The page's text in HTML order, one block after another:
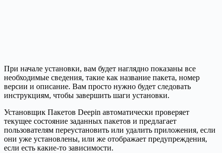
При начале установки, вам будет наглядно показаны все
необходимые сведения, такие как название пакета, номер
версии и описание. Вам просто нужно будет следовать
инструкциям, чтобы завершить шаги установки.
Установщик Пакетов Deepin автоматически проверяет
текущее состояние заданных пакетов и предлагает
пользователям переустановить или удалить приложения, если
они уже установлены, или же отображает предупреждения,
если есть какие-то зависимости.